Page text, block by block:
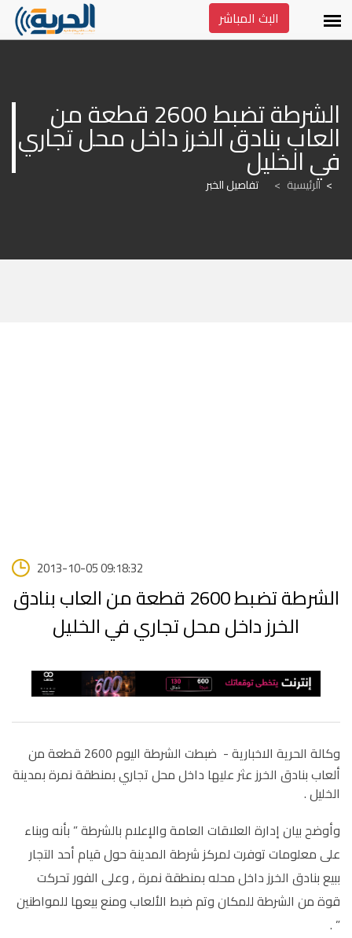
البث المباشر
في الخليل
الرئيسية > تفاصيل الخبر
2013-10-05 09:18:32
الشرطة تضبط 2600 قطعة من العاب بنادق
الخرز داخل محل تجاري في الخليل
وكالة الحرية الاخبارية -
ضبطت الشرطة اليوم 2600 قطعة من
ألعاب بنادق الخرز عثر عليها داخل محل تجاري بمنطقة نمرة بمدينة
الخليل .
وأوضح بيان إدارة العلاقات العامة والإعلام بالشرطة ” بأنه وبناء
على معلومات توفرت لمركز شرطة المدينة حول قيام أحد التجار
ببيع بنادق الخرز داخل محله بمنطقة نمرة , وعلى الفور تحركت
قوة من الشرطة للمكان وتم ضبط الألعاب ومنع بيعها للمواطنين
” .